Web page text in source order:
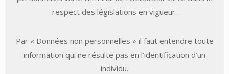
respect des législations en vigueur.
Par « Données non personnelles » il faut entendre toute
information qui ne résulte pas en l’identification d’un
individu.